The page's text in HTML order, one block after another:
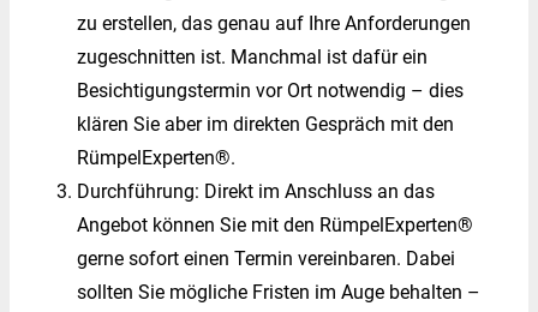
zu erstellen, das genau auf Ihre Anforderungen
zugeschnitten ist. Manchmal ist dafür ein
Besichtigungstermin vor Ort notwendig – dies
klären Sie aber im direkten Gespräch mit den
RümpelExperten®.
Durchführung: Direkt im Anschluss an das
Angebot können Sie mit den RümpelExperten®
gerne sofort einen Termin vereinbaren. Dabei
sollten Sie mögliche Fristen im Auge behalten –